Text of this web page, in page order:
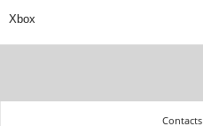
Xbox
Contacts